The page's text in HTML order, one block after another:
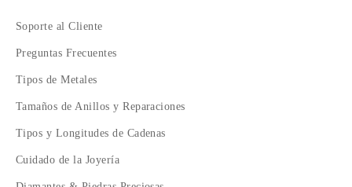
Soporte al Cliente
Preguntas Frecuentes
Tipos de Metales
Tamaños de Anillos y Reparaciones
Tipos y Longitudes de Cadenas
Cuidado de la Joyería